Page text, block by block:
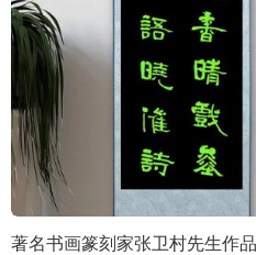
著名书画篆刻家张卫村先生作